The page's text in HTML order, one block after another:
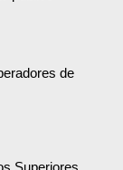
de
Superiores